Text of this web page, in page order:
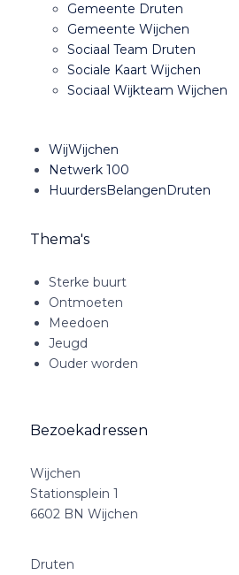
Gemeente Druten
Gemeente Wijchen
Sociaal Team Druten
Sociale Kaart Wijchen
Sociaal Wijkteam Wijchen
WijWijchen
Netwerk 100
HuurdersBelangenDruten
Thema's
Sterke buurt
Ontmoeten
Meedoen
Jeugd
Ouder worden
Bezoekadressen
Wijchen
Stationsplein 1
6602 BN Wijchen
Druten